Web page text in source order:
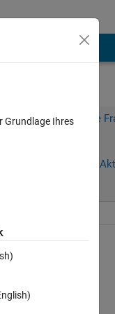
sich an, um diese
Anmelden, um
yousef Yousef
Apr. 2014
Grundlage Ihres